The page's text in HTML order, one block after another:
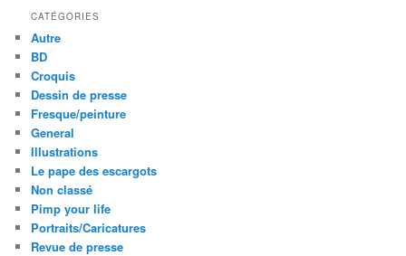
CATÉGORIES
Autre
BD
Croquis
Dessin de presse
Fresque/peinture
General
Illustrations
Le pape des escargots
Non classé
Pimp your life
Portraits/Caricatures
Revue de presse